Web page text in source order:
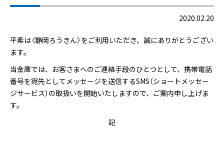
2020.02.20
平素は〈静岡ろうきん〉をご利用いただき、誠にありがとうござい
ます。
当金庫では、お客さまへのご連絡手段のひとつとして、携帯電話
番号を宛先としてメッセージを送信するSMS（ショートメッセー
ジサービス）の取扱いを開始いたしますので、ご案内申し上げま
す。
記